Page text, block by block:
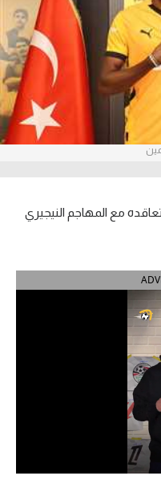
مع المهاجم النيجيري